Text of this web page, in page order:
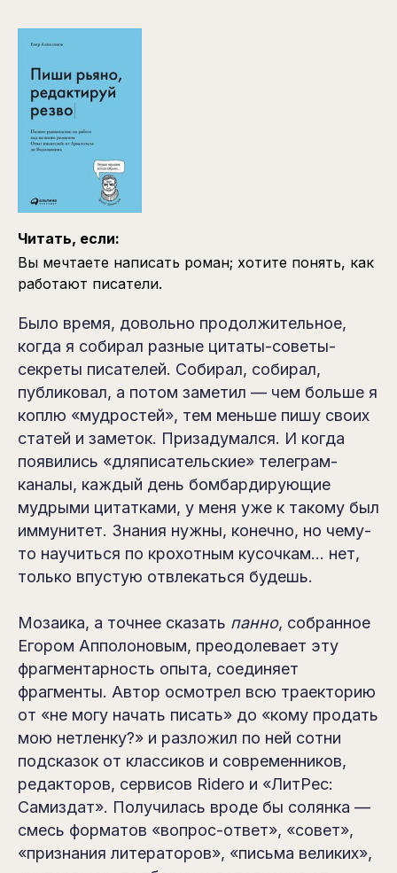
Читать, если:
Вы мечтаете написать роман; хотите понять, как
работают писатели.
Было время, довольно продолжительное,
когда я собирал разные цитаты-советы-
секреты писателей. Собирал, собирал,
публиковал, а потом заметил — чем больше я
коплю «мудростей», тем меньше пишу своих
статей и заметок. Призадумался. И когда
появились «дляписательские» телеграм-
каналы, каждый день бомбардирующие
мудрыми цитатками, у меня уже к такому был
иммунитет. Знания нужны, конечно, но чему-
то научиться по крохотным кусочкам… нет,
только впустую отвлекаться будешь.
Мозаика, а точнее сказать панно, собранное
Егором Апполоновым, преодолевает эту
фрагментарность опыта, соединяет
фрагменты. Автор осмотрел всю траекторию
от «не могу начать писать» до «кому продать
мою нетленку?» и разложил по ней сотни
подсказок от классиков и современников,
редакторов, сервисов Ridero и «ЛитРес:
Самиздат». Получилась вроде бы солянка —
смесь форматов «вопрос-ответ», «совет»,
«признания литераторов», «письма великих»,